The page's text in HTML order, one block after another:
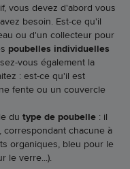
vous devez d'abord vous
besoin. Est-ce qu'il
ou d'un collecteur pour
poubelles individuelles
vous également la
: est-ce qu'il est
fente ou un couvercle
du type de poubelle : il
chacune à
organiques, bleu pour le
le verre...).